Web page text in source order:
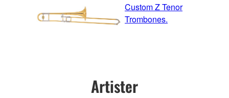
Custom Z Tenor
Trombones.
Artister